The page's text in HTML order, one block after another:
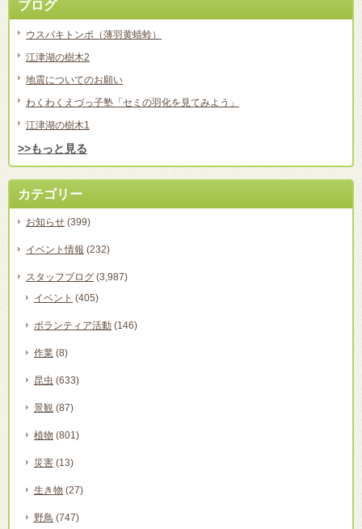
ブログ
ウスバキトンボ（薄羽黄蜻蛉）
江津湖の樹木2
地震についてのお願い
わくわくえづっ子塾「セミの羽化を見てみよう」
江津湖の樹木1
>>もっと見る
カテゴリー
お知らせ (399)
イベント情報 (232)
スタッフブログ (3,987)
イベント (405)
ボランティア活動 (146)
作業 (8)
昆虫 (633)
景観 (87)
植物 (801)
災害 (13)
生き物 (27)
野鳥 (747)